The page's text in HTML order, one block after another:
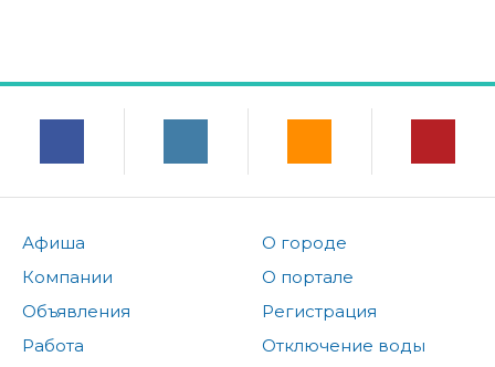
Афиша
Компании
Объявления
Работа
О городе
О портале
Регистрация
Отключение воды